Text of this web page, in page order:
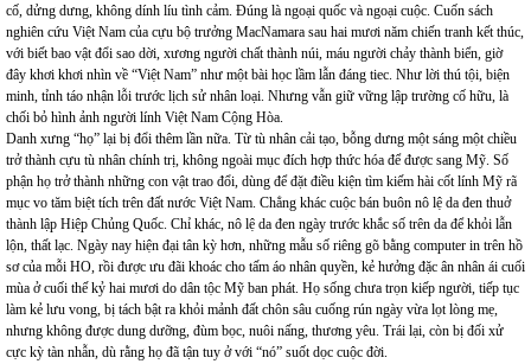
cố, dửng dưng, không dính líu tình cảm. Đúng là ngoại quốc và ngoại cuộc. Cuốn sách
nghiên cứu Việt Nam của cựu bộ trưởng MacNamara sau hai mươi năm chiến tranh kết thúc,
với biết bao vật đổi sao dời, xương người chất thành núi, máu người chảy thành biển, giờ
đây khơi khơi nhìn về “Việt Nam” như một bài học lầm lẫn đáng tiec. Như lời thú tội, biện
minh, tỉnh táo nhận lỗi trước lịch sử nhân loại. Nhưng vẫn giữ vững lập trường cố hữu, là
chối bỏ hình ảnh người lính Việt Nam Cộng Hòa.
Danh xưng “họ” lại bị đổi thêm lần nữa. Từ tù nhân cải tạo, bỗng dưng một sáng một chiều
trở thành cựu tù nhân chính trị, không ngoài mục đích hợp thức hóa để được sang Mỹ. Số
phận họ trở thành những con vật trao đổi, dùng để đặt điều kiện tìm kiếm hài cốt lính Mỹ rã
mục vo tăm biệt tích trên đất nước Việt Nam. Chẳng khác cuộc bán buôn nô lệ da đen thuở
thành lập Hiệp Chủng Quốc. Chỉ khác, nô lệ da đen ngày trước khắc số trên da để khỏi lẫn
lộn, thất lạc. Ngày nay hiện đại tân kỳ hơn, những mẫu số riêng gõ bằng computer in trên hồ
sơ của mỗi HO, rồi được ưu đãi khoác cho tấm áo nhân quyền, kẻ hưởng đặc ân nhân ái cuối
mùa ở cuối thế kỷ hai mươi do dân tộc Mỹ ban phát. Họ sống chưa trọn kiếp người, tiếp tục
làm kẻ lưu vong, bị tách bật ra khỏi mảnh đất chôn sâu cuống rún ngày vừa lọt lòng mẹ,
nhưng không được dung dưỡng, đùm bọc, nuôi nấng, thương yêu. Trái lại, còn bị đối xử
cực kỳ tàn nhẫn, dù rằng họ đã tận tuy ở với “nó” suốt dọc cuộc đời.